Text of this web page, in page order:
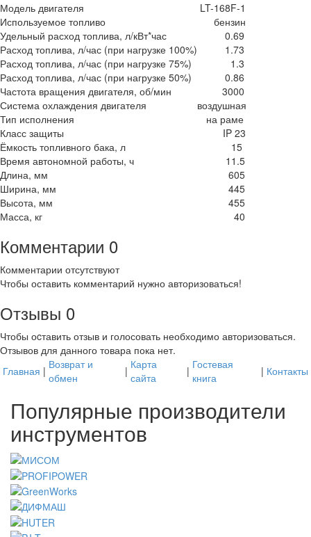
Модель двигателя
LT-168F-1
Используемое топливо
бензин
Удельный расход топлива, л/кВт*час
0.69
Расход топлива, л/час (при нагрузке 100%) 1.73
Расход топлива, л/час (при нагрузке 75%)
1.3
Расход топлива, л/час (при нагрузке 50%)
0.86
Частота вращения двигателя, об/мин
3000
Система охлаждения двигателя
воздушная
Тип исполнения
на раме
Класс защиты
IP 23
Ёмкость топливного бака, л
15
Время автономной работы, ч 11.5
Длина, мм
605
Ширина, мм
445
Высота, мм
455
Масса, кг
40
Комментарии 0
Комментарии отсутствуют
Чтобы оставить комментарий нужно авторизоваться!
Отзывы 0
Чтобы оcтавить отзыв и голосовать необходимо авторизоваться.
Отзывов для данного товара пока нет.
Главная | Возврат и
обмен
| Карта
сайта
| Гостевая
книга
| Контакты
Популярные производители
инструментов